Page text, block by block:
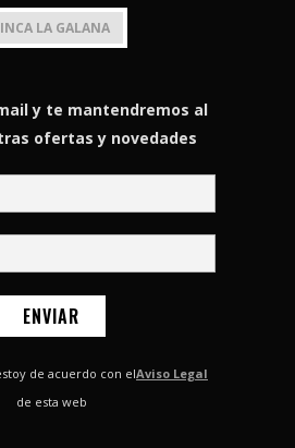
LA GALANA
y te mantendremos al
ofertas y novedades
de acuerdo con elAviso Legal
de esta web